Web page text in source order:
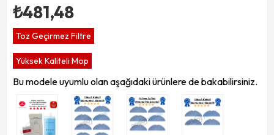
₺481,48
Toz Geçirmez Filtre
Yüksek Kaliteli Mop
Bu modele uyumlu olan aşağıdaki ürünlere de bakabilirsiniz.